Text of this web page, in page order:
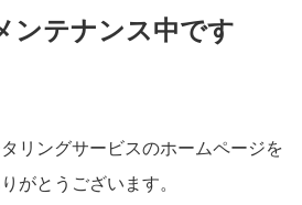
ンテナンス中です
リングサービスのホームページを
がとうございます。